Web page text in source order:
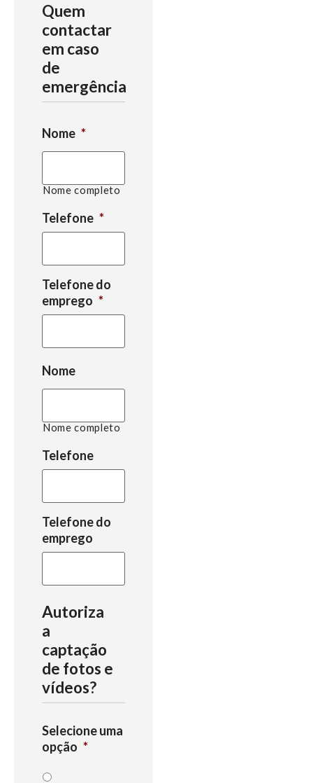
Quem
contactar
em caso
de
emergência
Nome *
Nome completo
Telefone *
Telefone do
emprego *
Nome
Nome completo
Telefone
Telefone do
emprego
Autoriza
a
captação
de fotos e
vídeos?
Selecione uma
opção *